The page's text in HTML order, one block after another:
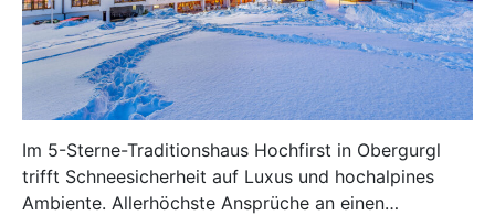
Im 5-Sterne-Traditionshaus Hochfirst in Obergurgl
trifft Schneesicherheit auf Luxus und hochalpines
Ambiente. Allerhöchste Ansprüche an einen